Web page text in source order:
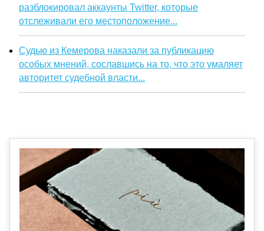
разблокировал аккаунты Twitter, которые
отслеживали его местоположение...
Судью из Кемерова наказали за публикацию
особых мнений, сославшись на то, что это умаляет
авторитет судебной власти...